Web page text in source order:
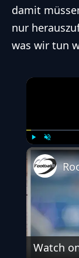
damit
nur
was wir tun
Play Unmute
Watch